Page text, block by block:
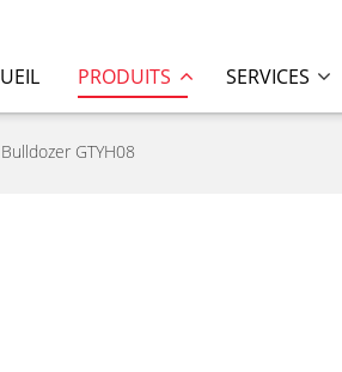
PRODUITS SERVICES
Bulldozer GTYH08